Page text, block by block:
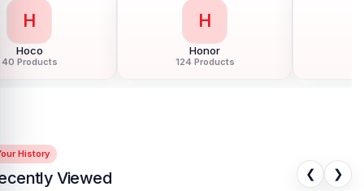
124 Products 6 Products
History
Viewed ❮ ❯